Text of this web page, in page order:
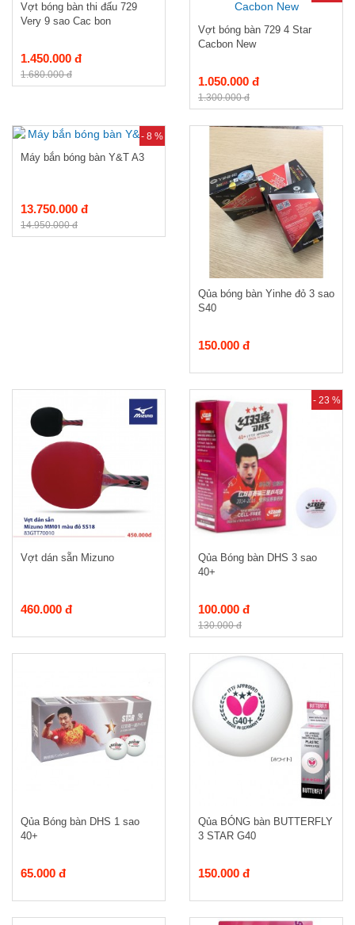
Vợt bóng bàn thi đấu 729
Very 9 sao Cac bon
1.450.000 đ
1.680.000 đ
Vợt bóng bàn 729 4 Star
Cacbon New
1.050.000 đ
1.300.000 đ
- 8 %
Máy bắn bóng bàn Y&T A3
13.750.000 đ
14.950.000 đ
Qủa bóng bàn Yinhe đỏ 3 sao
S40
150.000 đ
Vợt dán sẵn Mizuno
460.000 đ
- 23 %
Qủa Bóng bàn DHS 3 sao
40+
100.000 đ
130.000 đ
Qủa Bóng bàn DHS 1 sao
40+
65.000 đ
Qủa BÓNG bàn BUTTERFLY
3 STAR G40
150.000 đ